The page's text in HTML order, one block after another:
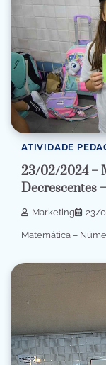
ATIVIDADE
23/02/2024 –
Decrescentes
Marketing 23/
Matemática –